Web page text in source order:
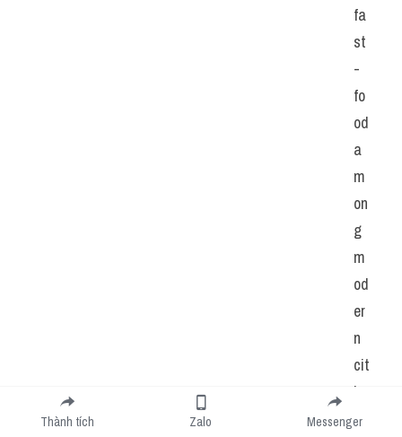
fa
st
-
fo
od
a
m
on
g
m
od
er
n
cit
ize
ns.
Thành tích Zalo Messenger